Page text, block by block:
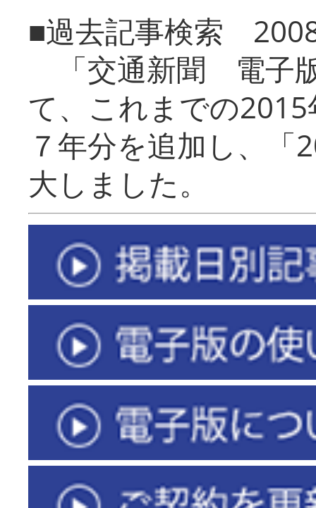
■過去記事検索
「交通新聞 電子
て、これまでの
７年分を追加し、「
大しまし